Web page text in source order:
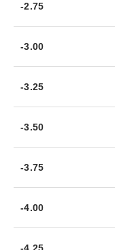
-2.75
-3.00
-3.25
-3.50
-3.75
-4.00